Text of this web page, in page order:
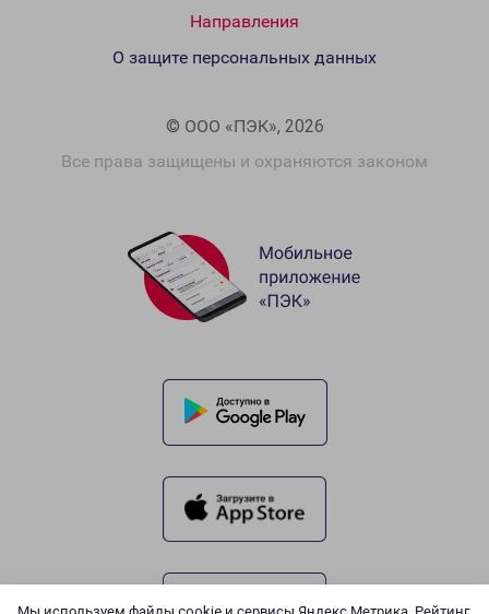
Направления
© ООО «ПЭК», 2026
Все права защищены и охраняются законом
О защите персональных данных